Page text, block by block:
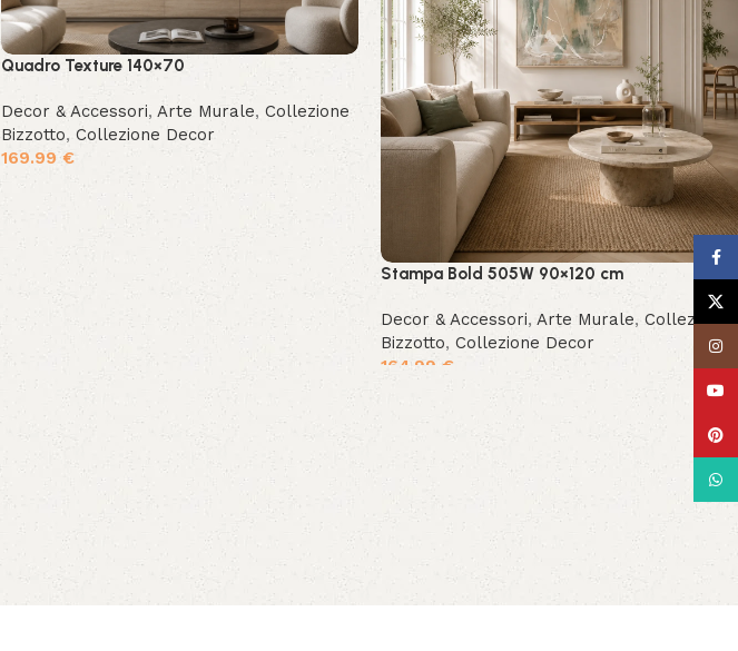
Quadro Texture 140×70
Decor & Accessori, Arte Murale, Collezione
Bizzotto, Collezione Decor
169.99€
Stampa Bold 505W 90×120 cm
Decor & Accessori, Arte Murale, Collezione
Bizzotto, Collezione Decor
164.99 €